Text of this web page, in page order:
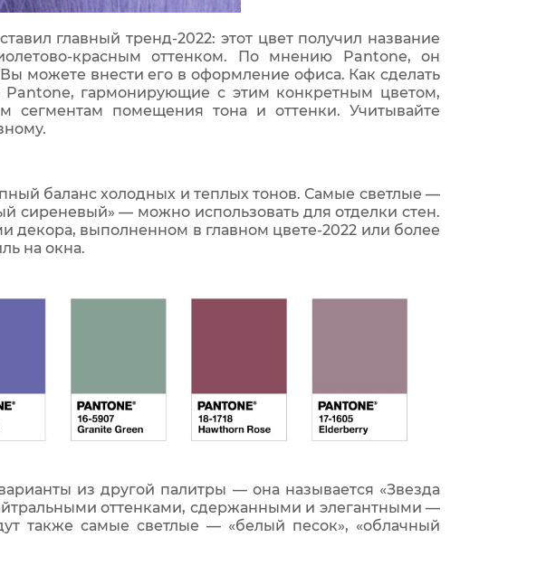
главный тренд-2022: этот цвет получил название
красным оттенком. По мнению Pantone, он
можете внести его в оформление офиса. Как сделать
Pantone, гармонирующие с этим конкретным цветом,
помещения тона и оттенки. Учитывайте
баланс холодных и теплых тонов. Самые светлые —
сиреневый» — можно использовать для отделки стен.
декора, выполненном в главном цвете-2022 или более
на окна.
из другой палитры — она называется «Звезда
оттенками, сдержанными и элегантными —
также самые светлые — «белый песок», «облачный